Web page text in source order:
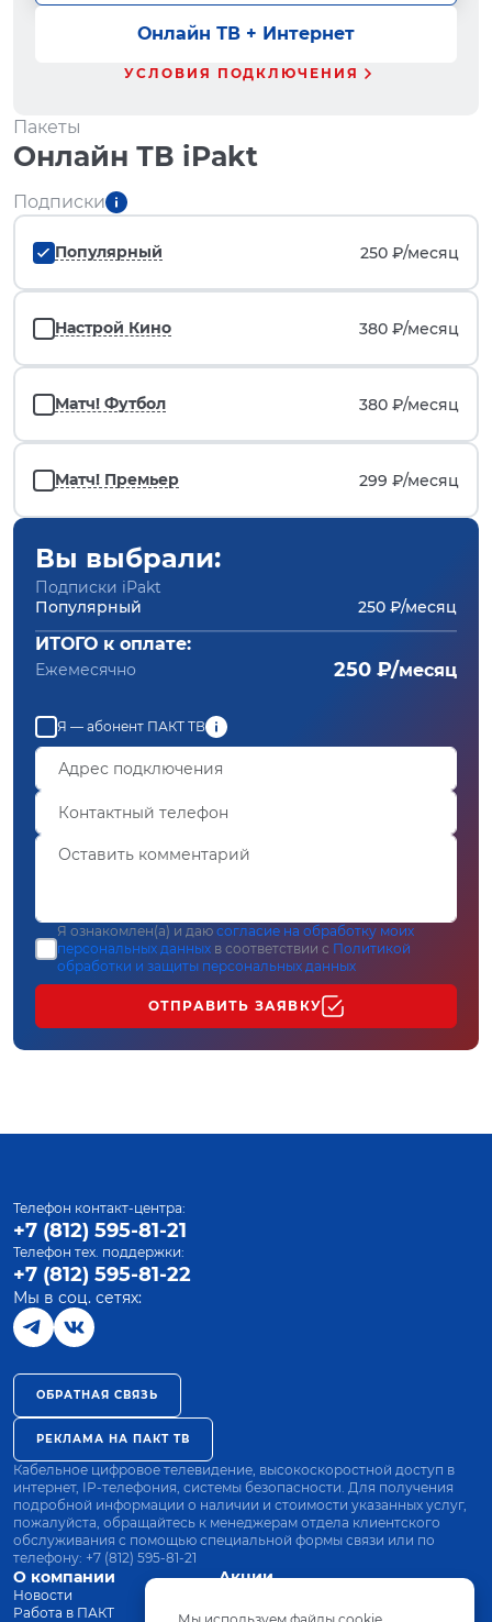
Онлайн ТВ + Интернет
УСЛОВИЯ ПОДКЛЮЧЕНИЯ
Пакеты
Онлайн ТВ iPakt
Подписки
Популярный 250 ₽/месяц
Настрой Кино 380 ₽/месяц
Матч! Футбол 380 ₽/месяц
Матч! Премьер 299 ₽/месяц
Вы выбрали:
Подписки iPakt
Популярный
250 ₽/месяц
ИТОГО к оплате:
Ежемесячно 250 ₽/месяц
Я — абонент ПАКТ ТВ
Я ознакомлен(а) и даю согласие на обработку моих
персональных данных в соответствии с Политикой
обработки и защиты персональных данных
ОТПРАВИТЬ ЗАЯВКУ
О компании
Новости
Работа в ПАКТ
Акции
Оплата
Телефон контакт-центра:
+7 (812) 595-81-21
Телефон тех. поддержки:
+7 (812) 595-81-22
Мы в соц. сетях:
ОБРАТНАЯ СВЯЗЬ
РЕКЛАМА НА ПАКТ ТВ
Кабельное цифровое телевидение, высокоскоростной доступ в
интернет, IP-телефония, системы безопасности. Для получения
подробной информации о наличии и стоимости указанных услуг,
пожалуйста, обращайтесь к менеджерам отдела клиентского
обслуживания с помощью специальной формы связи или по
телефону: +7 (812) 595-81-21